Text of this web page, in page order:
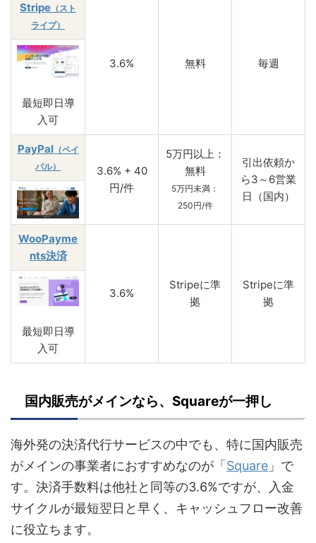
Stripe （スト
ライプ）
3.6% 無料 毎週
最短即日導
入可
PayPal （ペイ
パル）
3.6% + 40
円/件
5万円以上：
無料
5万円未満：
250円/件
引出依頼か
ら3～6営業
日（国内）
WooPayme
nts決済
3.6%
Stripeに準
拠
Stripeに準
拠
最短即日導
入可
国内販売がメインなら、Squareが一押し
海外発の決済代行サービスの中でも、特に国内販売
がメインの事業者におすすめなのが「 Square 」で
す。決済手数料は他社と同等の3.6%ですが、入金
サイクルが最短翌日と早く、キャッシュフロー改善
に役立ちます。